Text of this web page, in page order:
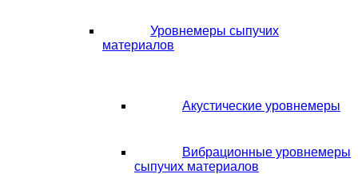
Уровнемеры сыпучих
материалов
Акустические уровнемеры
Вибрационные уровнемеры
сыпучих материалов